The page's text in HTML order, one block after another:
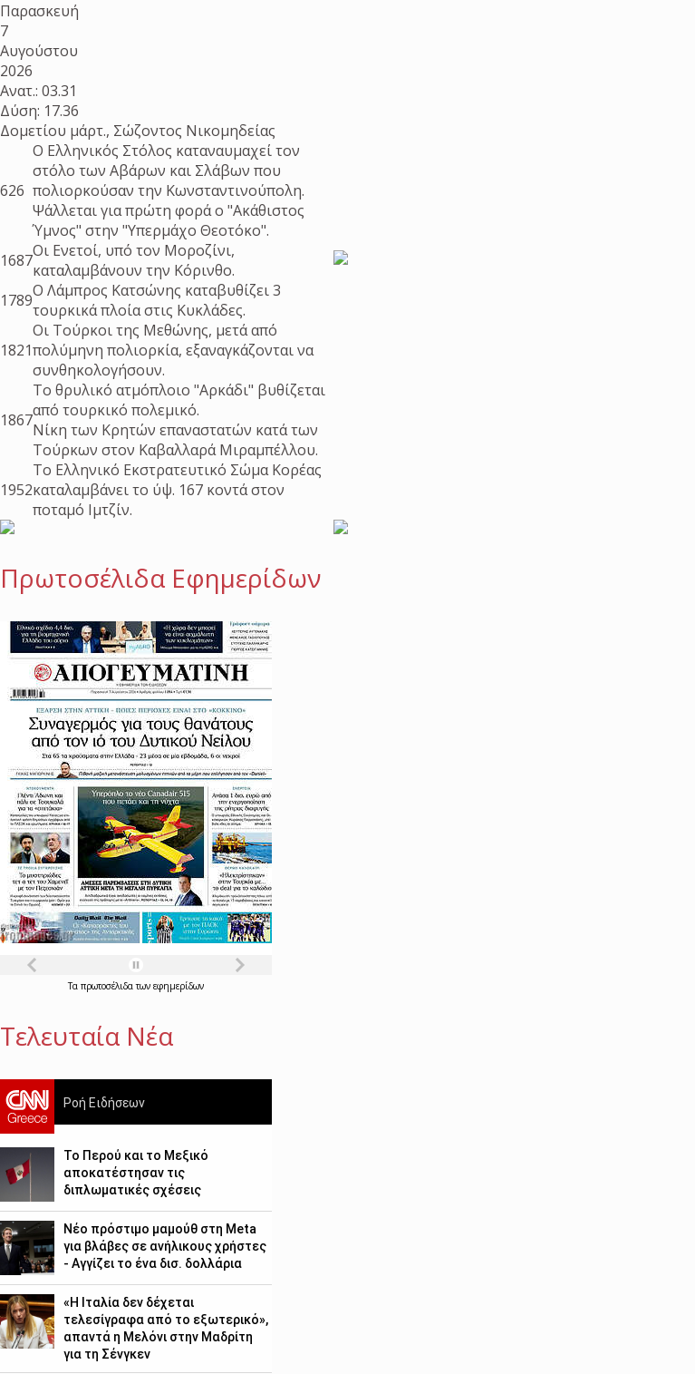
Παρασκευή
7
Αυγούστου
2026
Ανατ.: 03.31
Δύση: 17.36
Δομετίου μάρτ., Σώζοντος Νικομηδείας
626
Ο Ελληνικός Στόλος καταναυμαχεί τον
στόλο των Αβάρων και Σλάβων που
πολιορκούσαν την Κωνσταντινούπολη.
Ψάλλεται για πρώτη φορά ο "Ακάθιστος
Ύμνος" στην "Υπερμάχο Θεοτόκο".
1687Οι Ενετοί, υπό τον Μοροζίνι,
καταλαμβάνουν την Κόρινθο.
1789Ο Λάμπρος Κατσώνης καταβυθίζει 3
τουρκικά πλοία στις Κυκλάδες.
1821
Οι Τούρκοι της Μεθώνης, μετά από
πολύμηνη πολιορκία, εξαναγκάζονται να
συνθηκολογήσουν.
1867
Το θρυλικό ατμόπλοιο "Αρκάδι" βυθίζεται
από τουρκικό πολεμικό.
Νίκη των Κρητών επαναστατών κατά των
Τούρκων στον Καβαλλαρά Μιραμπέλλου.
1952
Το Ελληνικό Εκστρατευτικό Σώμα Κορέας
καταλαμβάνει το ύψ. 167 κοντά στον
ποταμό Ιμτζίν.
Πρωτοσέλιδα Εφημερίδων
Τα πρωτοσέλιδατων εφημερίδων
Τελευταία Νέα